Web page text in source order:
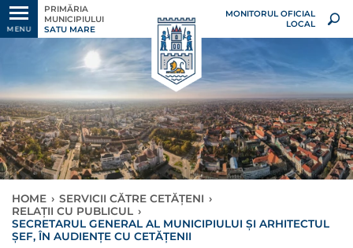
MENU
PRIMĂRIA
MUNICIPIULUI
SATU MARE
MONITORUL OFICIAL
LOCAL
HOME › SERVICII CĂTRE CETĂȚENI ›
RELAȚII CU PUBLICUL ›
SECRETARUL GENERAL AL MUNICIPIULUI ȘI ARHITECTUL
ȘEF, ÎN AUDIENȚE CU CETĂȚENII